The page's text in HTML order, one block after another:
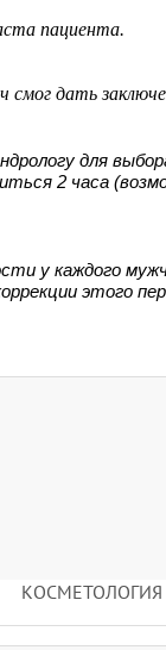
пациента.
смог дать
для
2 часа
у каждого
этого
КОСМЕТОЛОГИЯ